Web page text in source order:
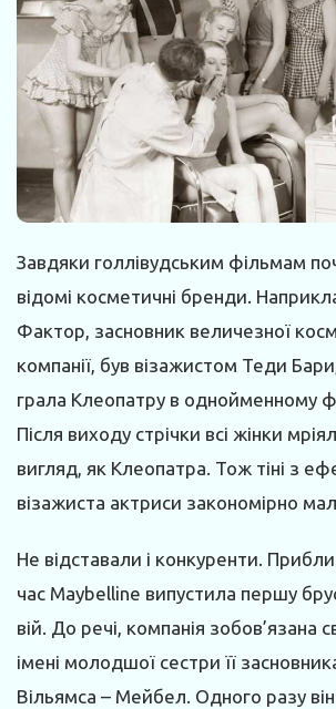
Завдяки голлівудським фільмам
відомі косметичні бренди.
Фактор, засновник величезної
компанії, був візажистом Теди
грала Клеопатру в однойменному
Після виходу стрічки всі жінки
вигляд, як Клеопатра. Тож тіні з
візажиста актриси закономірно
Не відставали і конкуренти.
час Maybelline випустила першу
вій. До речі, компанія зобов’язана
імені молодшої сестри її
Вільямса – Мейбел. Одного разу